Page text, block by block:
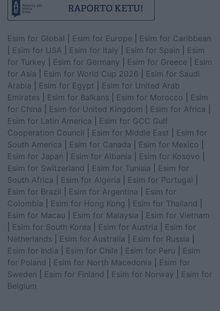
Esim for Global Esim for Europe
Esim for Caribbean
Esim for USA Esim for Italy Esim for Spain
Esim
for Turkey
Esim for Germany Esim for Greece
Esim
for Asia
Esim for World Cup 2026
Esim for Saudi
Arabia
Esim for Egypt
Esim for United Arab
Emirates
Esim for Balkans Esim for Morocco
Esim
for China
Esim for United Kingdom Esim for Africa
Esim for Latin America
Esim for GCC Gulf
Cooperation Council
Esim for Middle East
Esim for
South America
Esim for Canada Esim for Mexico
Esim for Japan
Esim for Albania Esim for Kosovo
Esim for Switzerland
Esim for Tunisia
Esim for
South Africa
Esim for Algeria Esim for Portugal
Esim for Brazil
Esim for Argentina
Esim for
Colombia
Esim for Hong Kong Esim for Thailand
Esim for Macau
Esim for Malaysia
Esim for Vietnam
Esim for South Korea Esim for Austria
Esim for
Netherlands
Esim for Australia Esim for Russia
Esim for India
Esim for Chile Esim for Peru
Esim
for Poland
Esim for North Macedonia
Esim for
Sweden
Esim for Finland Esim for Norway
Esim for
Belgium